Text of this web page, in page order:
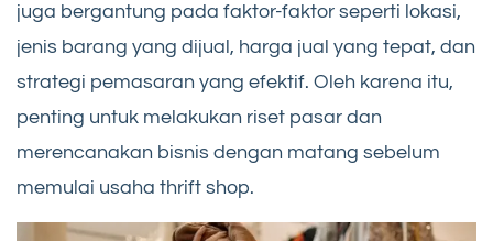
juga bergantung pada faktor-faktor seperti lokasi,
jenis barang yang dijual, harga jual yang tepat, dan
strategi pemasaran yang efektif. Oleh karena itu,
penting untuk melakukan riset pasar dan
merencanakan bisnis dengan matang sebelum
memulai usaha thrift shop.